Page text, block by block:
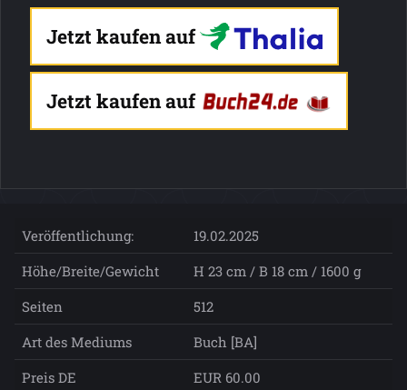
Jetzt kaufen auf
Jetzt kaufen auf
Veröffentlichung:
19.02.2025
Höhe/Breite/Gewicht
H 23 cm / B 18 cm / 1600 g
Seiten
512
Art des Mediums
Buch [BA]
Preis DE
EUR 60.00